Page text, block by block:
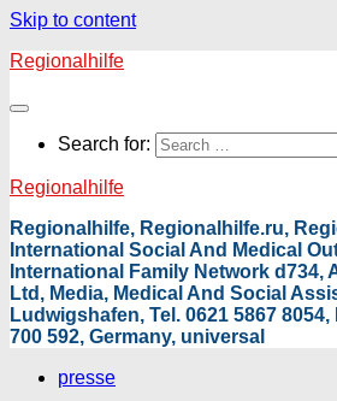
Skip to content
Regionalhilfe
Search for:
Regionalhilfe
Regionalhilfe, Regionalhilfe.ru,
International Social And Medical
International Family Network d734,
Ltd, Media, Medical And Social
Ludwigshafen, Tel. 0621 5867 8054,
700 592, Germany, universal
presse